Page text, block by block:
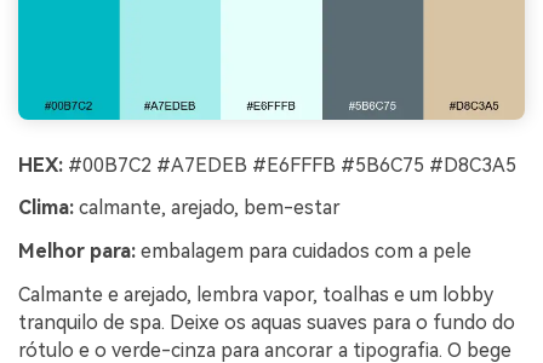
HEX: #00B7C2 #A7EDEB #E6FFFB #5B6C75 #D8C3A5
Clima: calmante, arejado, bem-estar
Melhor para: embalagem para cuidados com a pele
Calmante e arejado, lembra vapor, toalhas e um lobby
tranquilo de spa. Deixe os aquas suaves para o fundo do
rótulo e o verde-cinza para ancorar a tipografia. O bege